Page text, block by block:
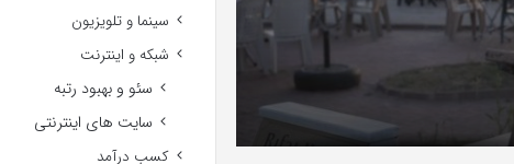
سینما و تلویزیون
شبکه و اینترنت
سئو و بهبود رتبه
سایت های اینترنتی
کسب درآمد